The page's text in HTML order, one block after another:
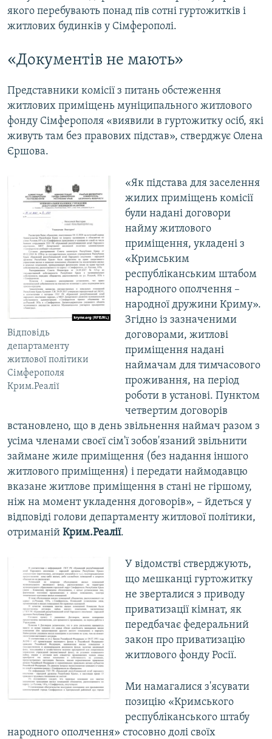
якого перебувають понад пів сотні гуртожитків і
житлових будинків у Сімферополі.
«Документів не мають»
Представники комісії з питань обстеження
житлових приміщень муніципального житлового
фонду Сімферополя «виявили в гуртожитку осіб, які
живуть там без правових підстав», стверджує Олена
Єршова.
Відповідь
департаменту
житлової політики
Сімферополя
Крим.Реалії
«Як підстава для заселення
жилих приміщень комісії
були надані договори
найму житлового
приміщення, укладені з
«Кримським
республіканським штабом
народного ополчення –
народної дружини Криму».
Згідно із зазначеними
договорами, житлові
приміщення надані
наймачам для тимчасового
проживання, на період
роботи в установі. Пунктом
четвертим договорів
встановлено, що в день звільнення наймач разом з
усіма членами своєї сім'ї зобов'язаний звільнити
займане жиле приміщення (без надання іншого
житлового приміщення) і передати наймодавцю
вказане житлове приміщення в стані не гіршому,
ніж на момент укладення договорів», – йдеться у
відповіді голови департаменту житлової політики,
отриманій Крим.Реалії.
У відомстві стверджують,
що мешканці гуртожитку
не зверталися з приводу
приватизації кімнат, як
передбачає федеральний
закон про приватизацію
житлового фонду Росії.
Ми намагалися з'ясувати
позицію «Кримського
республіканського штабу
народного ополчення» стосовно долі своїх